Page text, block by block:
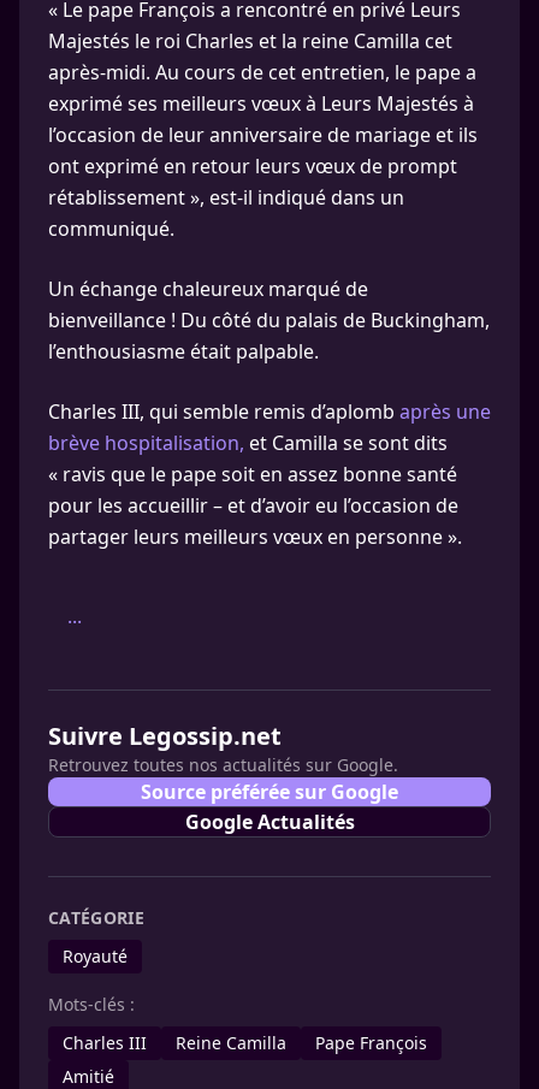
« Le pape François a rencontré en privé Leurs
Majestés le roi Charles et la reine Camilla cet
après-midi. Au cours de cet entretien, le pape a
exprimé ses meilleurs vœux à Leurs Majestés à
l’occasion de leur anniversaire de mariage et ils
ont exprimé en retour leurs vœux de prompt
rétablissement », est-il indiqué dans un
communiqué.
Un échange chaleureux marqué de
bienveillance ! Du côté du palais de Buckingham,
l’enthousiasme était palpable.
Charles III, qui semble remis d’aplomb après une
brève hospitalisation, et Camilla se sont dits
« ravis que le pape soit en assez bonne santé
pour les accueillir – et d’avoir eu l’occasion de
partager leurs meilleurs vœux en personne ».
...
Suivre Legossip.net
Retrouvez toutes nos actualités sur Google.
Source préférée sur Google
Google Actualités
CATÉGORIE
Royauté
Mots-clés :
Charles III
Reine Camilla
Pape François
Amitié